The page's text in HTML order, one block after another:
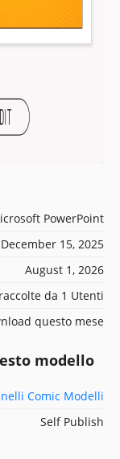
PowerPoint
December 15, 2025
August 1, 2026
da 1 Utenti
questo mese
modello
Comic Modelli
Self Publish